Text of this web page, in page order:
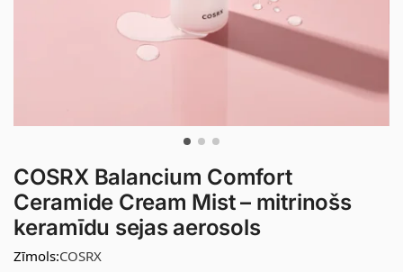
COSRX Balancium Comfort
Ceramide Cream Mist – mitrinošs
keramīdu sejas aerosols
Zīmols:COSRX